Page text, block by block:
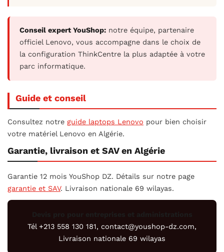
Conseil expert YouShop: notre équipe, partenaire
officiel Lenovo, vous accompagne dans le choix de
la configuration ThinkCentre la plus adaptée à votre
parc informatique.
Guide et conseil
Consultez notre guide laptops Lenovo pour bien choisir
votre matériel Lenovo en Algérie.
Garantie, livraison et SAV en Algérie
Garantie 12 mois YouShop DZ. Détails sur notre page
garantie et SAV. Livraison nationale 69 wilayas.
Tél +213 558 130 181, contact@youshop-dz.com,
Livraison nationale 69 wilayas